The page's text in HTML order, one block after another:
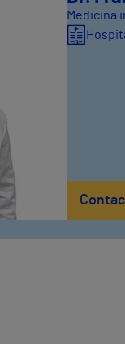
Medicina